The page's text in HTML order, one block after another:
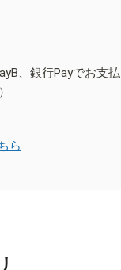
、銀行Payでお支払
ら